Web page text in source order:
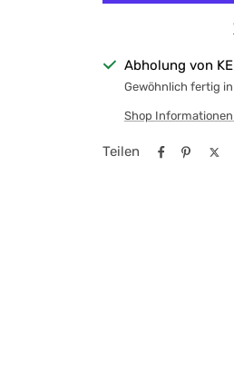
Abholung von
Gewöhnlich fertig
Shop
Teilen